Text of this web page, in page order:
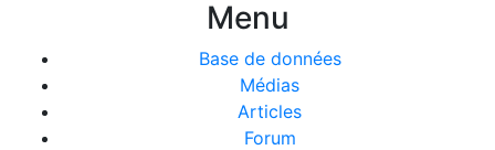
Menu
Base de données
Médias
Articles
Forum